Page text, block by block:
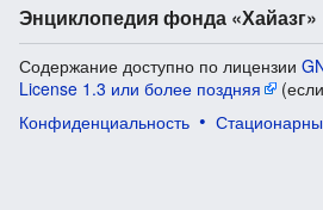
Энциклопедия фонда «Хайазг»
Содержание доступно по лицензии
License 1.3 или более поздняя
Конфиденциальность